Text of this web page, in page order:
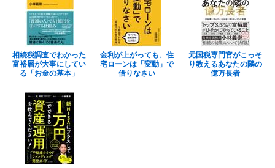
相続税調査でわかった
富裕層が大事にしてい
る「お金の基本」
金利が上がっても、住
宅ローンは「変動」で
借りなさい
元国税専門官がこっそ
り教えるあなたの隣の
億万長者